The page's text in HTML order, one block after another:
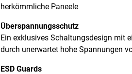
herkömmliche Paneele
Überspannungsschutz
Ein exklusives Schaltungsdesign mit
durch unerwartet hohe Spannungen
ESD Guards